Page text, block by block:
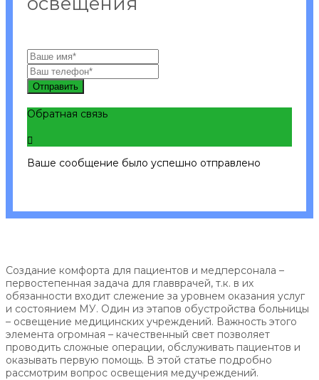
Отправить
Обратная связь
Ваше сообщение было успешно отправлено
Создание комфорта для пациентов и медперсонала –
первостепенная задача для главврачей, т.к. в их
обязанности входит слежение за уровнем оказания услуг
и состоянием МУ. Один из этапов обустройства больницы
– освещение медицинских учреждений. Важность этого
элемента огромная – качественный свет позволяет
проводить сложные операции, обслуживать пациентов и
оказывать первую помощь. В этой статье подробно
рассмотрим вопрос освещения медучреждений.